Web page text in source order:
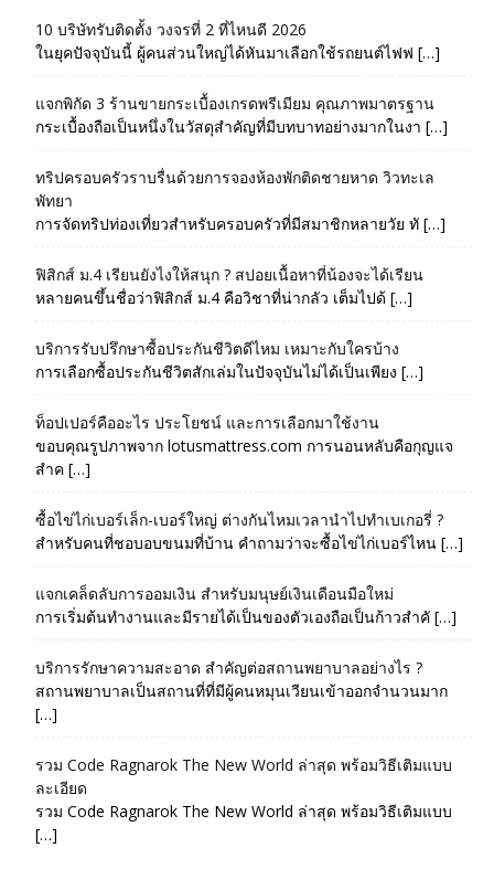
10 บริษัทรับติดตั้ง วงจรที่ 2 ที่ไหนดี 2026
ในยุคปัจจุบันนี้ ผู้คนส่วนใหญ่ได้หันมาเลือกใช้รถยนต์ไฟฟ […]
แจกพิกัด 3 ร้านขายกระเบื้องเกรดพรีเมียม คุณภาพมาตรฐาน
กระเบื้องถือเป็นหนึ่งในวัสดุสำคัญที่มีบทบาทอย่างมากในงา […]
ทริปครอบครัวราบรื่นด้วยการจองห้องพักติดชายหาด วิวทะเล
พัทยา
การจัดทริปท่องเที่ยวสำหรับครอบครัวที่มีสมาชิกหลายวัย ทั […]
ฟิสิกส์ ม.4 เรียนยังไงให้สนุก ? สปอยเนื้อหาที่น้องจะได้เรียน
หลายคนขึ้นชื่อว่าฟิสิกส์ ม.4 คือวิชาที่น่ากลัว เต็มไปด้ […]
บริการรับปรึกษาซื้อประกันชีวิตดีไหม เหมาะกับใครบ้าง
การเลือกซื้อประกันชีวิตสักเล่มในปัจจุบันไม่ได้เป็นเพียง […]
ท็อปเปอร์คืออะไร ประโยชน์ และการเลือกมาใช้งาน
ขอบคุณรูปภาพจาก lotusmattress.com การนอนหลับคือกุญแจ
สำค […]
ซื้อไข่ไก่เบอร์เล็ก-เบอร์ใหญ่ ต่างกันไหมเวลานำไปทำเบเกอรี่ ?
สำหรับคนที่ชอบอบขนมที่บ้าน คำถามว่าจะซื้อไข่ไก่เบอร์ไหน […]
แจกเคล็ดลับการออมเงิน สำหรับมนุษย์เงินเดือนมือใหม่
การเริ่มต้นทำงานและมีรายได้เป็นของตัวเองถือเป็นก้าวสำคั […]
บริการรักษาความสะอาด สำคัญต่อสถานพยาบาลอย่างไร ?
สถานพยาบาลเป็นสถานที่ที่มีผู้คนหมุนเวียนเข้าออกจำนวนมาก
[…]
รวม Code Ragnarok The New World ล่าสุด พร้อมวิธีเติมแบบ
ละเอียด
รวม Code Ragnarok The New World ล่าสุด พร้อมวิธีเติมแบบ
[…]